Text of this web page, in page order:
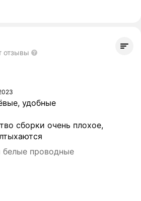
отзывы
удобные
сборки очень плохое,
проводные